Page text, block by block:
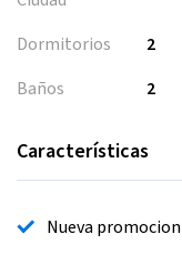
Dormitorios
2
Baños
2
Características
Nueva promocion